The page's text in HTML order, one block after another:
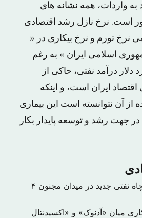
به واردات، همه نشانه های
است. نرخ نازل رشد اقتصادی
نرخ تورم و نرخ بیکاری در «
اسلامی ایران » به رغم
میلیارد دلار درآمد نفتی، حاکی از
اقتصاد ایران است، و اینکه
از آن نتوانسته است این بیماری
در جهت رشد و توسعه پایدار بکار
۴
میان «آدنوک» و «اکسیدنتال